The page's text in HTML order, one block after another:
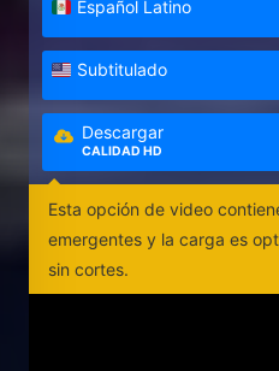
Español Latino
Subtitulado
Descargar
CALIDAD HD
Esta opción de video
emergentes y la carga es
sin cortes.